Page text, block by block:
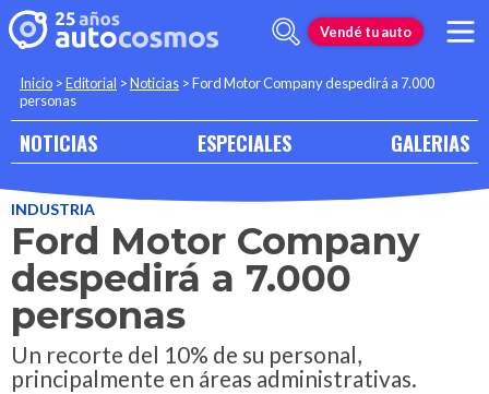
Vendé tu auto
Inicio >Editorial >Noticias >Ford Motor Company despedirá a 7.000
personas
NOTICIAS ESPECIALES GALERIAS
INDUSTRIA
Ford Motor Company
despedirá a 7.000
personas
Un recorte del 10% de su personal,
principalmente en áreas administrativas.